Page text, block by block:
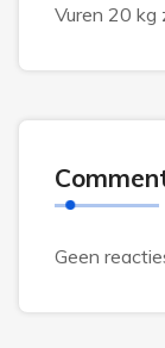
Vuren 20 kg
Geen